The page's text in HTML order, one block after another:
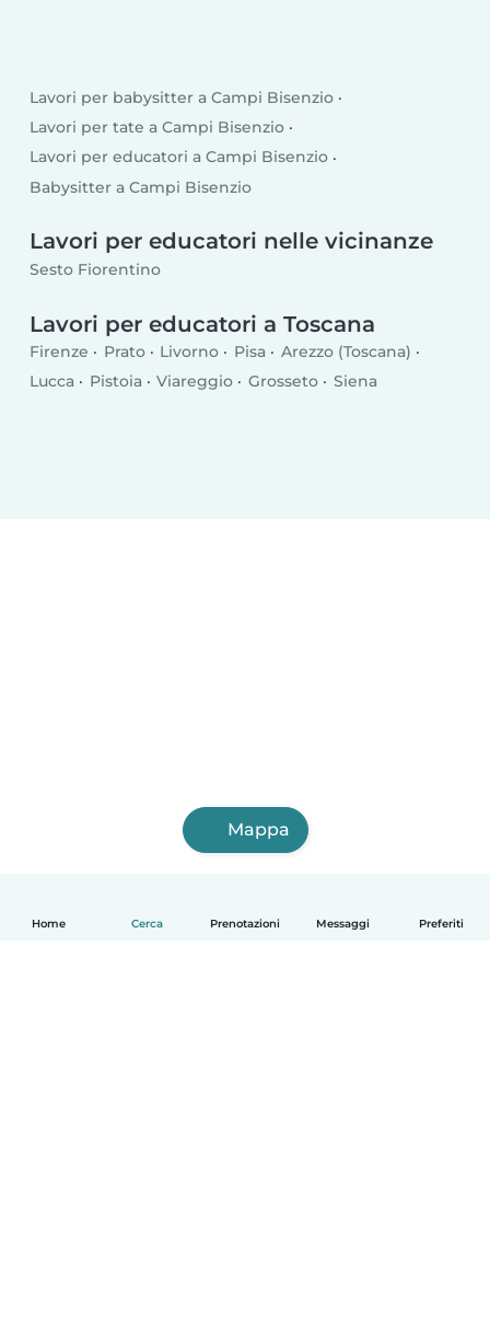
Home Cerca Prenotazioni Messaggi Preferiti
Lavori per babysitter a Campi Bisenzio
Lavori per tate a Campi Bisenzio
Lavori per educatori a Campi Bisenzio
Babysitter a Campi Bisenzio
Lavori per educatori nelle vicinanze
Sesto Fiorentino
Lavori per educatori a Toscana
Firenze Prato Livorno Pisa
Arezzo (Toscana)
Lucca
Pistoia Viareggio Grosseto Siena
Mappa